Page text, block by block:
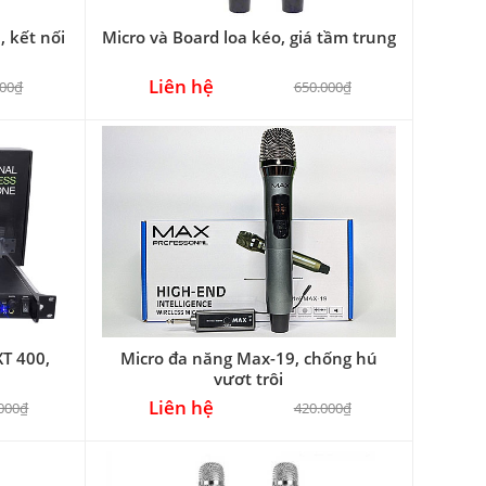
kết nối Micro và Board loa kéo, giá tầm trung
Liên hệ 650.000₫
400,
Micro đa năng Max-19, chống hú
vượt trội
Liên hệ 420.000₫